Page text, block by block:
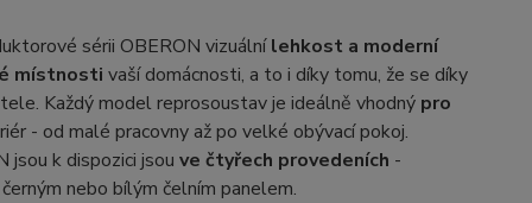
sérii OBERON vizuálnílehkost a moderní
místnosti vaší domácnosti, a to i díky tomu, že se díky
Každý model reprosoustav je ideálně vhodný pro
- od malé pracovny až po velké obývací pokoj.
jsou k dispozici jsou ve čtyřech provedeních -
nebo bílým čelním panelem.